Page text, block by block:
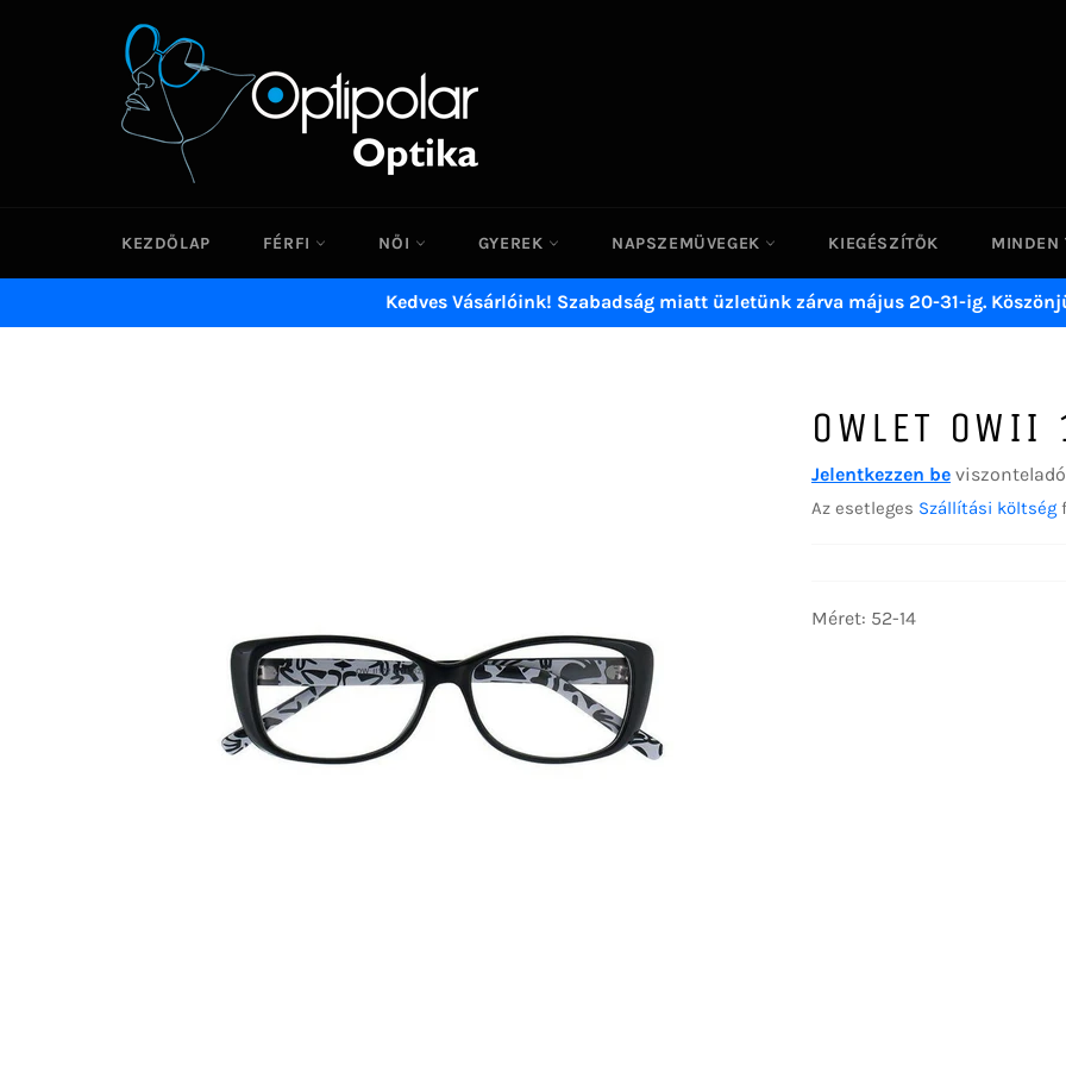
KEZDŐLAP FÉRFI NŐI GYEREK NAPSZEMÜVEGEK KIEGÉSZÍTŐK MINDEN
Kedves Vásárlóink! Szabadság miatt üzletünk zárva május 20-31-ig.
OWLET
Jelentkezzen be
Az esetleges Szállítási költség
Méret: 52-14